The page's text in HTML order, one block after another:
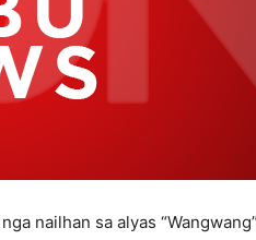
nailhan sa alyas